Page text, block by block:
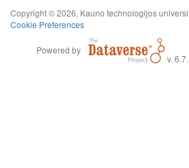
Copyright © 2026, Kauno technologijos
Cookie Preferences
Powered by
v.